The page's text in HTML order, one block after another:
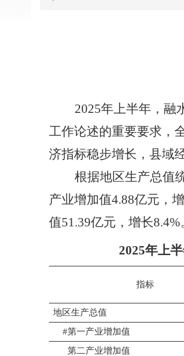
2025年上半年，融
工作论述的重要要求，
济指标稳步增长，县域
根据地区生产总值
产业增加值4.88亿元，
值51.39亿元，增长8.4%
2025年上
指标
地区生产总值
#第一产业增加值
第二产业增加值